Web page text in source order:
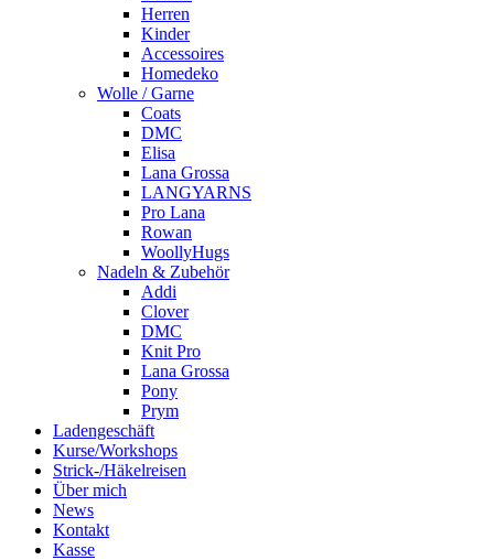
Herren
Kinder
Accessoires
Homedeko
Wolle / Garne
Coats
DMC
Elisa
Lana Grossa
LANGYARNS
Pro Lana
Rowan
WoollyHugs
Nadeln & Zubehör
Addi
Clover
DMC
Knit Pro
Lana Grossa
Pony
Prym
Ladengeschäft
Kurse/Workshops
Strick-/Häkelreisen
Über mich
News
Kontakt
Kasse